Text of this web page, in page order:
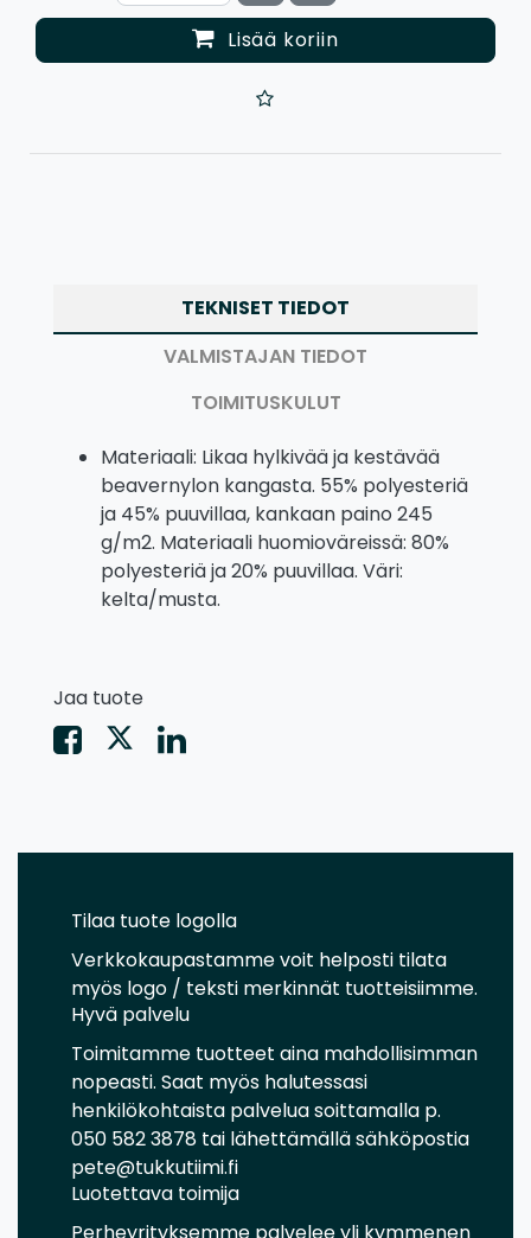
Lisää koriin
TEKNISET TIEDOT
VALMISTAJAN TIEDOT
TOIMITUSKULUT
Materiaali: Likaa hylkivää ja kestävää
beavernylon kangasta. 55% polyesteriä
ja 45% puuvillaa, kankaan paino 245
g/m2. Materiaali huomioväreissä: 80%
polyesteriä ja 20% puuvillaa. Väri:
kelta/musta.
Jaa tuote
Tilaa tuote logolla
Verkkokaupastamme voit helposti tilata
myös logo / teksti merkinnät tuotteisiimme.
Hyvä palvelu
Toimitamme tuotteet aina mahdollisimman
nopeasti. Saat myös halutessasi
henkilökohtaista palvelua soittamalla p.
050 582 3878 tai lähettämällä sähköpostia
pete@tukkutiimi.fi
Luotettava toimija